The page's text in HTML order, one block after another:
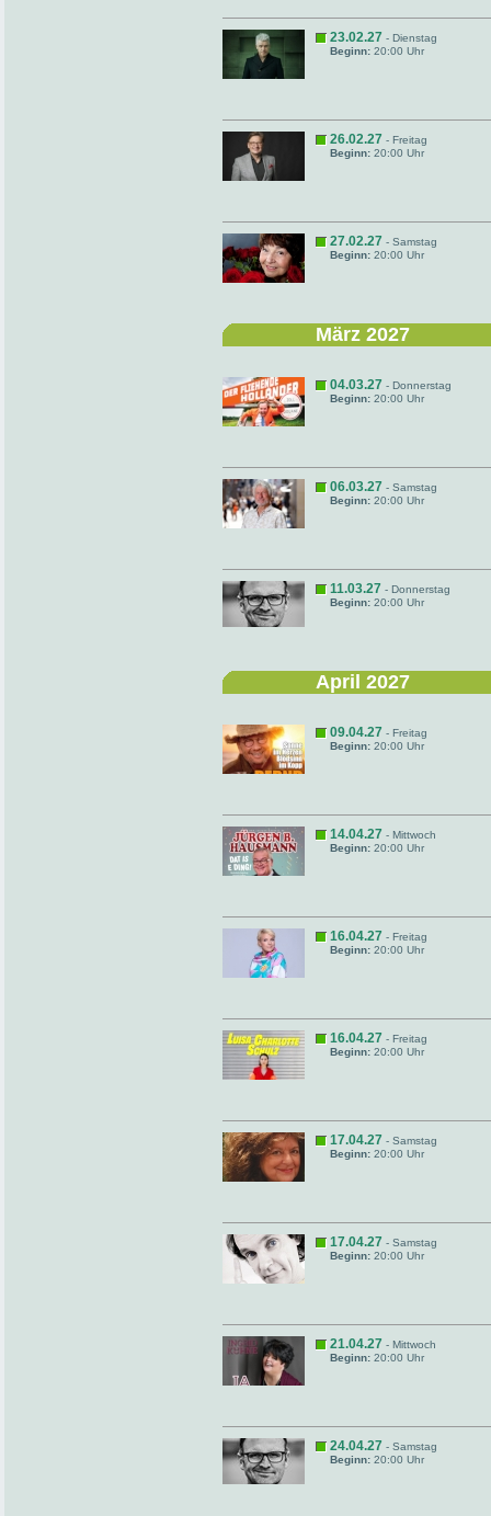
23.02.27 - Dienstag
Beginn: 20:00 Uhr
26.02.27 - Freitag
Beginn: 20:00 Uhr
27.02.27 - Samstag
Beginn: 20:00 Uhr
März 2027
04.03.27 - Donnerstag
Beginn: 20:00 Uhr
06.03.27 - Samstag
Beginn: 20:00 Uhr
11.03.27 - Donnerstag
Beginn: 20:00 Uhr
April 2027
09.04.27 - Freitag
Beginn: 20:00 Uhr
14.04.27 - Mittwoch
Beginn: 20:00 Uhr
16.04.27 - Freitag
Beginn: 20:00 Uhr
16.04.27 - Freitag
Beginn: 20:00 Uhr
17.04.27 - Samstag
Beginn: 20:00 Uhr
17.04.27 - Samstag
Beginn: 20:00 Uhr
21.04.27 - Mittwoch
Beginn: 20:00 Uhr
24.04.27 - Samstag
Beginn: 20:00 Uhr